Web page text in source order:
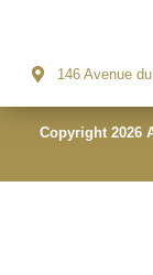
146 Avenue
Copyright 2026